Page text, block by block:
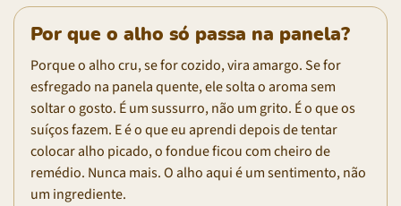
Por que o alho só passa na panela?
Porque o alho cru, se for cozido, vira amargo. Se for
esfregado na panela quente, ele solta o aroma sem
soltar o gosto. É um sussurro, não um grito. É o que os
suíços fazem. E é o que eu aprendi depois de tentar
colocar alho picado, o fondue ficou com cheiro de
remédio. Nunca mais. O alho aqui é um sentimento, não
um ingrediente.